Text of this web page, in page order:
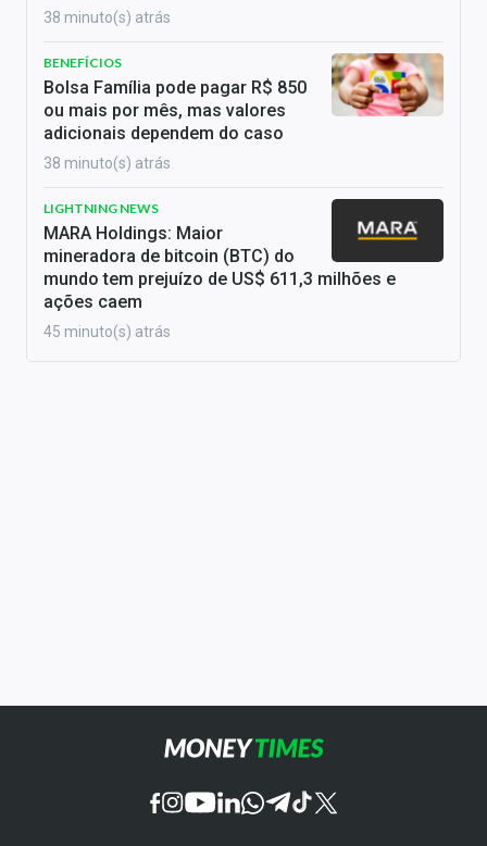
38 minuto(s) atrás
BENEFÍCIOS
Bolsa Família pode pagar R$ 850
ou mais por mês, mas valores
adicionais dependem do caso
38 minuto(s) atrás
LIGHTNING NEWS
MARA Holdings: Maior
mineradora de bitcoin (BTC) do
mundo tem prejuízo de US$ 611,3 milhões e
ações caem
45 minuto(s) atrás